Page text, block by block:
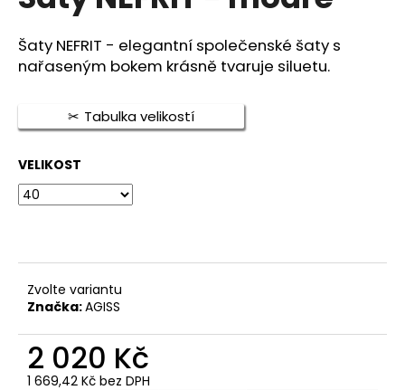
z
5
hvězdiček.
Šaty NEFRIT - elegantní společenské šaty s
nařaseným bokem krásně tvaruje siluetu.
Tabulka velikostí
VELIKOST
Zvolte variantu
Značka:AGISS
2 020 Kč
1 669,42 Kč bez DPH
j
í
D
o
p
o